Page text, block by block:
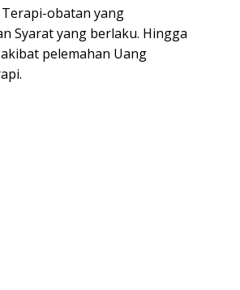
Terapi-obatan yang
Syarat yang berlaku. Hingga
pelemahan Uang